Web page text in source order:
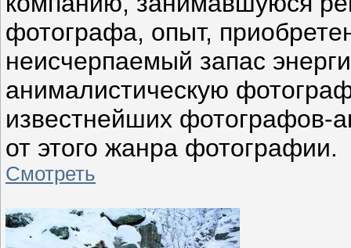
фотографа, опыт,
неисчерпаемый запас
анималистическую
известнейших фотографов-
от этого жанра фотографии.
Смотреть